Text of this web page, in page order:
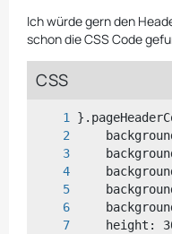
Ich würde gern den
schon die CSS Code
CSS